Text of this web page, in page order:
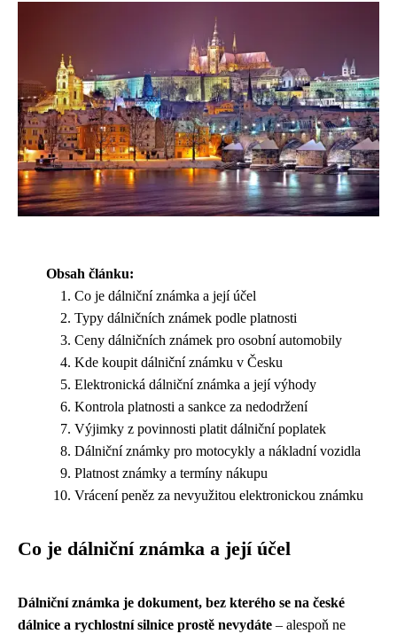
Obsah článku:
Co je dálniční známka a její účel
Typy dálničních známek podle platnosti
Ceny dálničních známek pro osobní automobily
Kde koupit dálniční známku v Česku
Elektronická dálniční známka a její výhody
Kontrola platnosti a sankce za nedodržení
Výjimky z povinnosti platit dálniční poplatek
Dálniční známky pro motocykly a nákladní vozidla
Platnost známky a termíny nákupu
Vrácení peněz za nevyužitou elektronickou známku
Co je dálniční známka a její účel
Dálniční známka je dokument, bez kterého se na české
dálnice a rychlostní silnice prostě nevydáte – alespoň ne